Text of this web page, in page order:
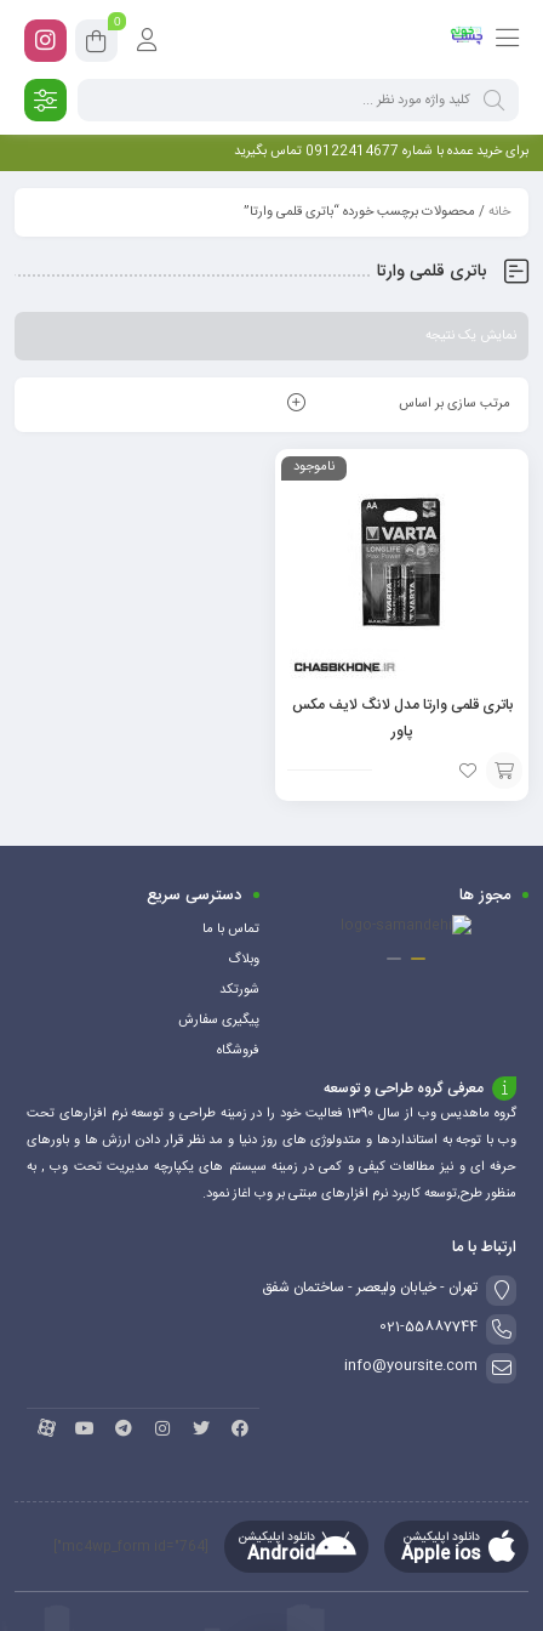
0
برای خرید عمده با شماره 09122414677 تماس بگیرید
خانه/ محصولات برچسب خورده “باتری قلمی وارتا”
باتری قلمی وارتا
نمایش یک نتیجه
مرتب سازی بر اساس
ناموجود
باتری قلمی وارتا مدل لانگ لایف مکس
پاور
افزودن
به
مجوز ها دسترسی سریع
تماس با ما
وبلاگ
شورتکد
پیگیری سفارش
فروشگاه
معرفی گروه طراحی و توسعه
گروه ماهدیس وب از سال 1390 فعالیت خود را در زمینه طراحی و توسعه نرم افزارهای تحت
وب با توجه به استانداردها و متدولوژی های روز دنیا و مد نظر قرار دادن ارزش ها و باورهای
حرفه ای و نیز مطالعات کیفی و کمی در زمینه سیستم های یکپارچه مدیریت تحت وب , به
منظور طرح,توسعه کاربرد نرم افزارهای مبتنی بر وب اغاز نمود.
ارتباط با ما
تهران - خیابان ولیعصر - ساختمان شفق
021-55887744
info@yoursite.com
دانلود اپلیکیشن
Apple ios
دانلود اپلیکیشن
Android